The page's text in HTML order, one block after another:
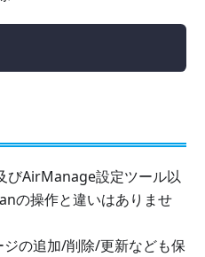
びAirManage設定ツール以
の操作と違いはありませ
の追加/削除/更新なども保